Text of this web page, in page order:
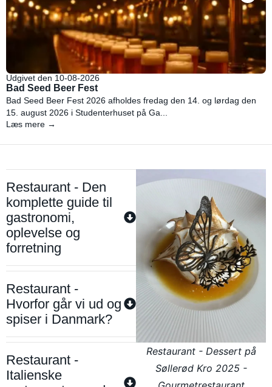
Udgivet den 10-08-2026
Bad Seed Beer Fest
Bad Seed Beer Fest 2026 afholdes fredag den 14. og lørdag den
15. august 2026 i Studenterhuset på Ga...
Læs mere →
Restaurant - Den
komplette guide til
gastronomi,
oplevelse og
forretning
Restaurant -
Hvorfor går vi ud og
spiser i Danmark?
Restaurant -
Italienske
Restaurant - Dessert på
Søllerød Kro 2025 -